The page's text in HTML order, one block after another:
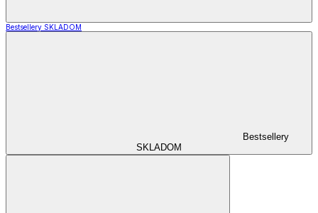
Bestsellery SKLADOM
Bestsellery
SKLADOM